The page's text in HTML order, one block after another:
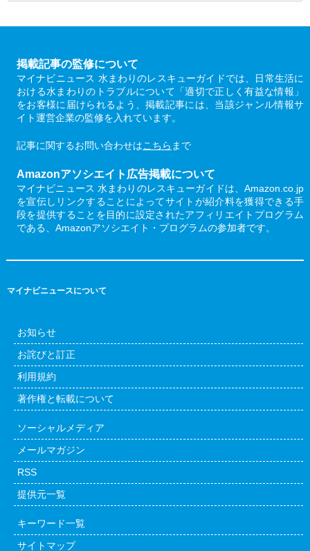
掲載記事の監修について
マイナビニュース 水まわりのレスキューガイドでは、日常生活に
おける水まわりのトラブルについて「適切で正しく有益な情報」
をお客様に届けられるよう、掲載記事には、当該ジャンル情報サ
イト運営企業の監修を入れています。
記事に関するお問い合わせはこちら まで
Amazonアソシエイト広告掲載について
マイナビニュース 水まわりのレスキューガイドは、Amazon.co.jp
を宣伝しリンクすることによってサイトが紹介料を獲得できる手
段を提供することを目的に設定されたアフィリエイトプログラム
である、Amazonアソシエイト・プログラムの参加者です。
マイナビニュースについて
お知らせ
お詫びと訂正
利用規約
著作権と転載について
ソーシャルメディア
メールマガジン
RSS
提供元一覧
キーワード一覧
サイトマップ